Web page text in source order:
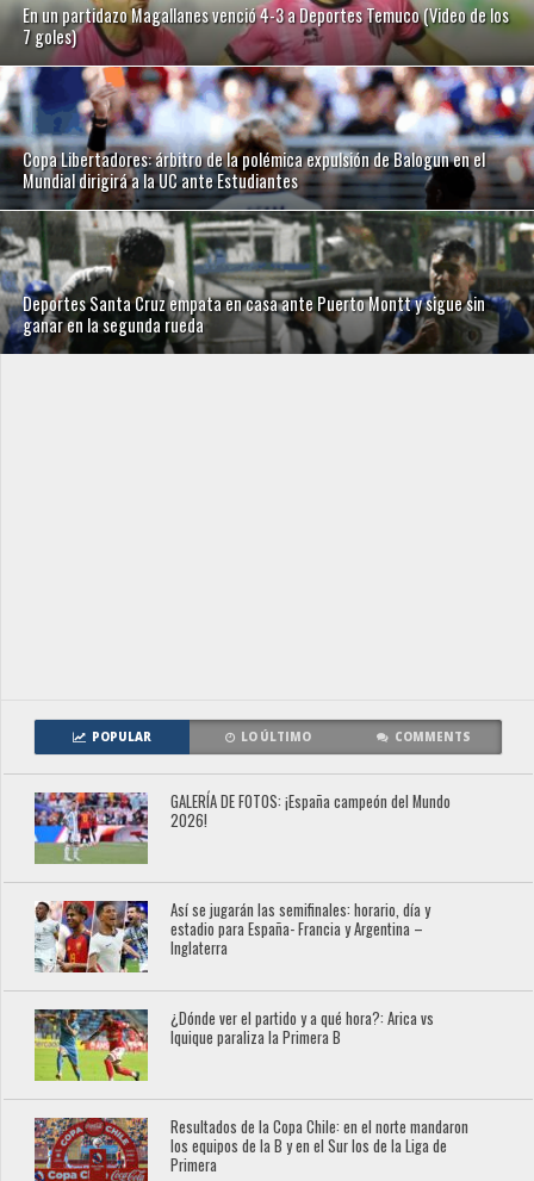
En un partidazo Magallanes venció 4-3 a Deportes Temuco (Video de los
7 goles)
Copa Libertadores: árbitro de la polémica expulsión de Balogun en el
Mundial dirigirá a la UC ante Estudiantes
Deportes Santa Cruz empata en casa ante Puerto Montt y sigue sin
ganar en la segunda rueda
POPULAR LO ÚLTIMO COMMENTS
GALERÍA DE FOTOS: ¡España campeón del Mundo
2026!
Así se jugarán las semifinales: horario, día y
estadio para España- Francia y Argentina –
Inglaterra
¿Dónde ver el partido y a qué hora?: Arica vs
Iquique paraliza la Primera B
Resultados de la Copa Chile: en el norte mandaron
los equipos de la B y en el Sur los de la Liga de
Primera